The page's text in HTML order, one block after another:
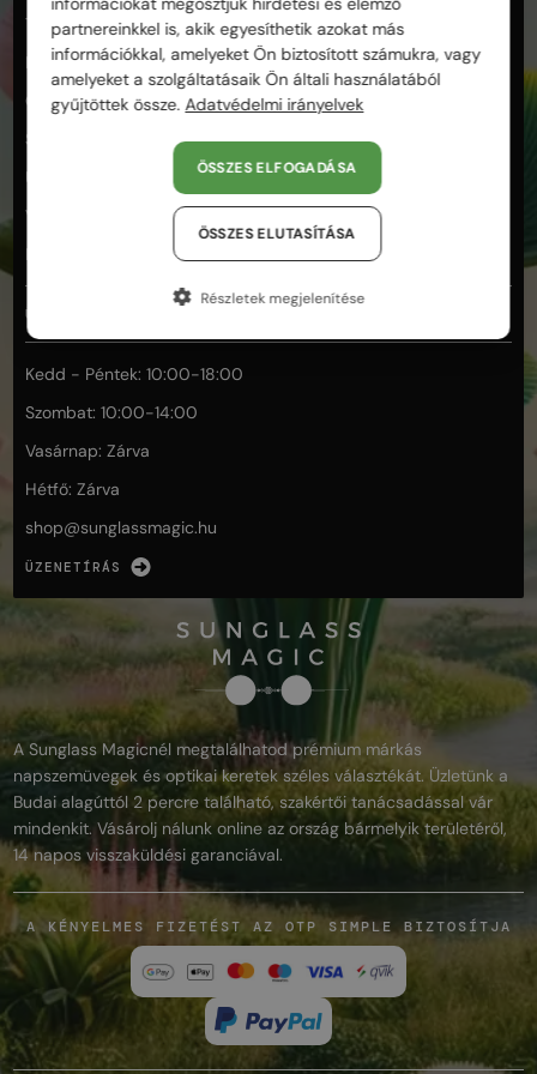
Termékek és minőség
Fizetés és biztonság
Garancia és reklamáció
Segítség a választáshoz
Üzletünk és személyes vásárlás
Vásárlás és rendelés
Elállás
ÜGYFÉLSZOLGÁLAT
Kedd - Péntek: 10:00-18:00
Szombat: 10:00-14:00
Vasárnap: Zárva
Hétfő: Zárva
shop@sunglassmagic.hu
ÜZENETÍRÁS
A Sunglass Magicnél megtalálhatod prémium márkás
napszemüvegek és optikai keretek széles választékát. Üzletünk a
Budai alagúttól 2 percre található, szakértői tanácsadással vár
mindenkit. Vásárolj nálunk online az ország bármelyik területéről,
14 napos visszaküldési garanciával.
A KÉNYELMES FIZETÉST AZ OTP SIMPLE BIZTOSÍTJA
partnereinkkel is, akik egyesíthetik azokat más
információkkal, amelyeket Ön biztosított számukra, vagy
amelyeket a szolgáltatásaik Ön általi használatából
gyűjtöttek össze.Adatvédelmi irányelvek
ÖSSZES ELFOGADÁSA
ÖSSZES ELUTASÍTÁSA
Részletek megjelenítése